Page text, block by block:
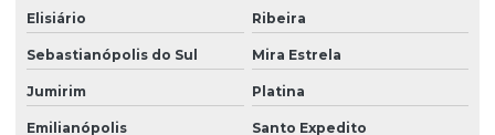
Elisiário Ribeira
Sebastianópolis do Sul Mira Estrela
Jumirim Platina
Emilianópolis Santo Expedito